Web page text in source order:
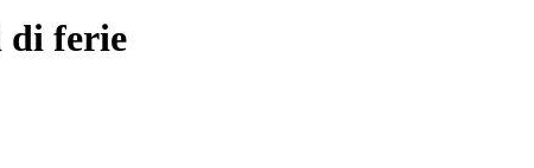
di ferie